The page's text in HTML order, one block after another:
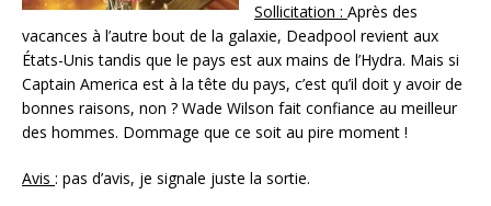
Sollicitation : Après des
vacances à l’autre bout de la galaxie, Deadpool revient aux
États-Unis tandis que le pays est aux mains de l’Hydra. Mais si
Captain America est à la tête du pays, c’est qu’il doit y avoir de
bonnes raisons, non ? Wade Wilson fait confiance au meilleur
des hommes. Dommage que ce soit au pire moment !
Avis : pas d’avis, je signale juste la sortie.